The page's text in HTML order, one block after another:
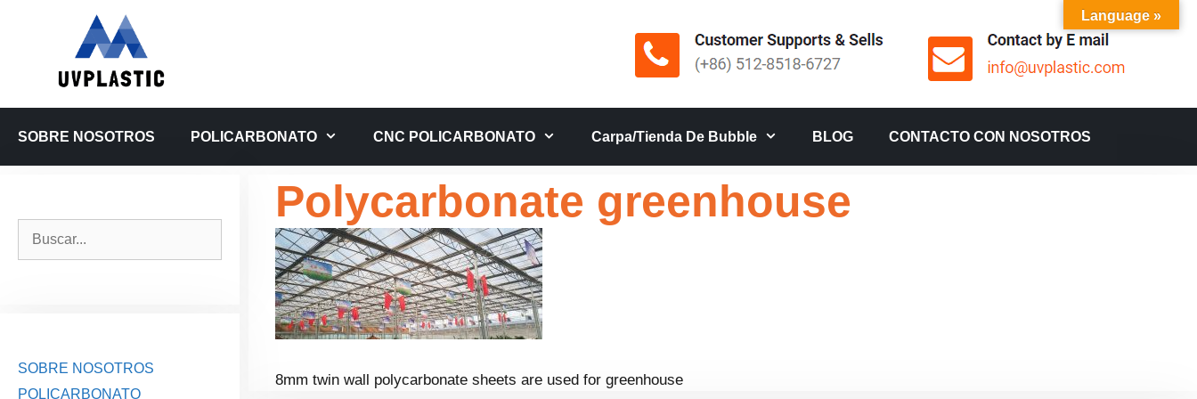
SOBRE NOSOTROS POLICARBONATO CNC POLICARBONATO Carpa/tienda De Bubble BLOG CONTACTO CON NOSOTROS
Polycarbonate greenhouse
8mm twin wall polycarbonate sheets are used for greenhouse
SOBRE NOSOTROS
POLICARBONATO
Language »